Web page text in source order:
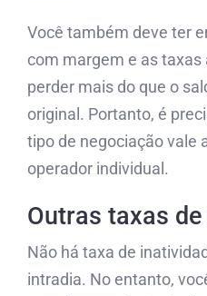
Você também deve ter
com margem e as
perder mais do que o
original. Portanto, é
tipo de negociação vale
operador individual.
Outras taxas
Não há taxa de
intradia. No entanto,